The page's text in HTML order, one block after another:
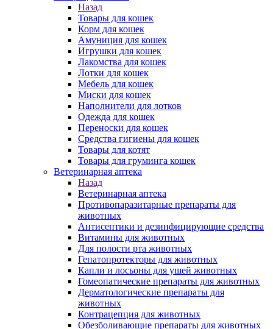
Назад
Товары для кошек
Корм для кошек
Амуниция для кошек
Игрушки для кошек
Лакомства для кошек
Лотки для кошек
Мебель для кошек
Миски для кошек
Наполнители для лотков
Одежда для кошек
Переноски для кошек
Средства гигиены для кошек
Товары для котят
Товары для груминга кошек
Ветеринарная аптека
Назад
Ветеринарная аптека
Противопаразитарные препараты для
животных
Антисептики и дезинфицирующие средства
Витамины для животных
Для полости рта животных
Гепатопротекторы для животных
Капли и лосьоны для ушей животных
Гомеопатические препараты для животных
Дерматологические препараты для
животных
Контрацепция для животных
Обезболивающие препараты для животных